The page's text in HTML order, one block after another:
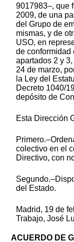
9017983–, que
2009, de una
del Grupo de
mismas, y de
USO, en
de conformidad
apartados 2 y
24 de marzo,
la Ley del
Decreto 1040/
depósito de
Esta Dirección
colectivo en el
Directivo, con
del Estado.
Madrid, 19 de
Trabajo, José
ACUERDO DE